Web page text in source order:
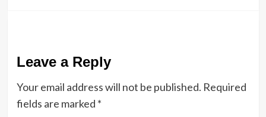
Leave a Reply
Your email address will not be published. Required
fields are marked *